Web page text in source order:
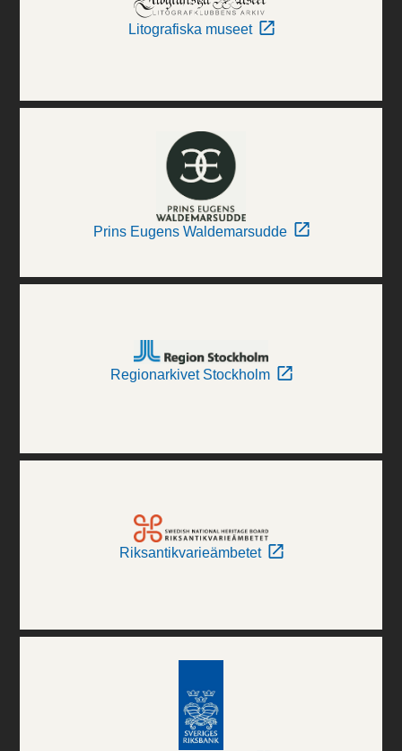
Litografiska museet
Prins Eugens Waldemarsudde
Regionarkivet Stockholm
Riksantikvarieämbetet